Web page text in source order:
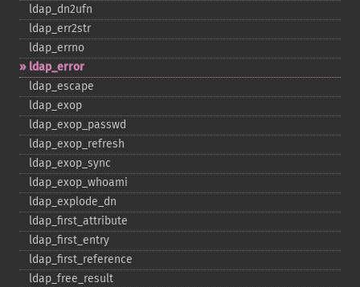
ldap_​dn2ufn
ldap_​err2str
ldap_​errno
ldap_​error
ldap_​escape
ldap_​exop
ldap_​exop_​passwd
ldap_​exop_​refresh
ldap_​exop_​sync
ldap_​exop_​whoami
ldap_​explode_​dn
ldap_​first_​attribute
ldap_​first_​entry
ldap_​first_​reference
ldap_​free_​result